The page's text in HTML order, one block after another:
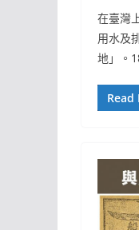
在臺灣
用水及
地」。
Read